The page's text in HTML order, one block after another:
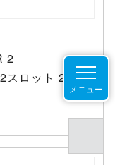
メニュー
2
スロット 2ベイ